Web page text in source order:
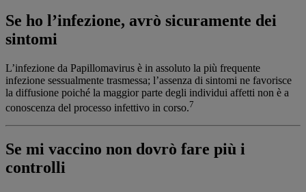
Se ho l’infezione, avrò sicuramente dei
sintomi
L’infezione da Papillomavirus è in assoluto la più frequente
infezione sessualmente trasmessa; l’assenza di sintomi ne favorisce
la diffusione poiché la maggior parte degli individui affetti non è a
conoscenza del processo infettivo in corso.7
Se mi vaccino non dovrò fare più i
controlli